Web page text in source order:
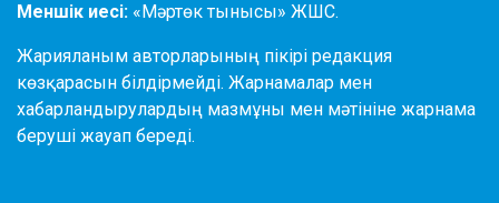
Меншік иесі: «Мәртөк тынысы» ЖШС.
Жарияланым авторларының пікірі редакция
көзқарасын білдірмейді. Жарнамалар мен
хабарландырулардың мазмұны мен мәтініне жарнама
беруші жауап береді.